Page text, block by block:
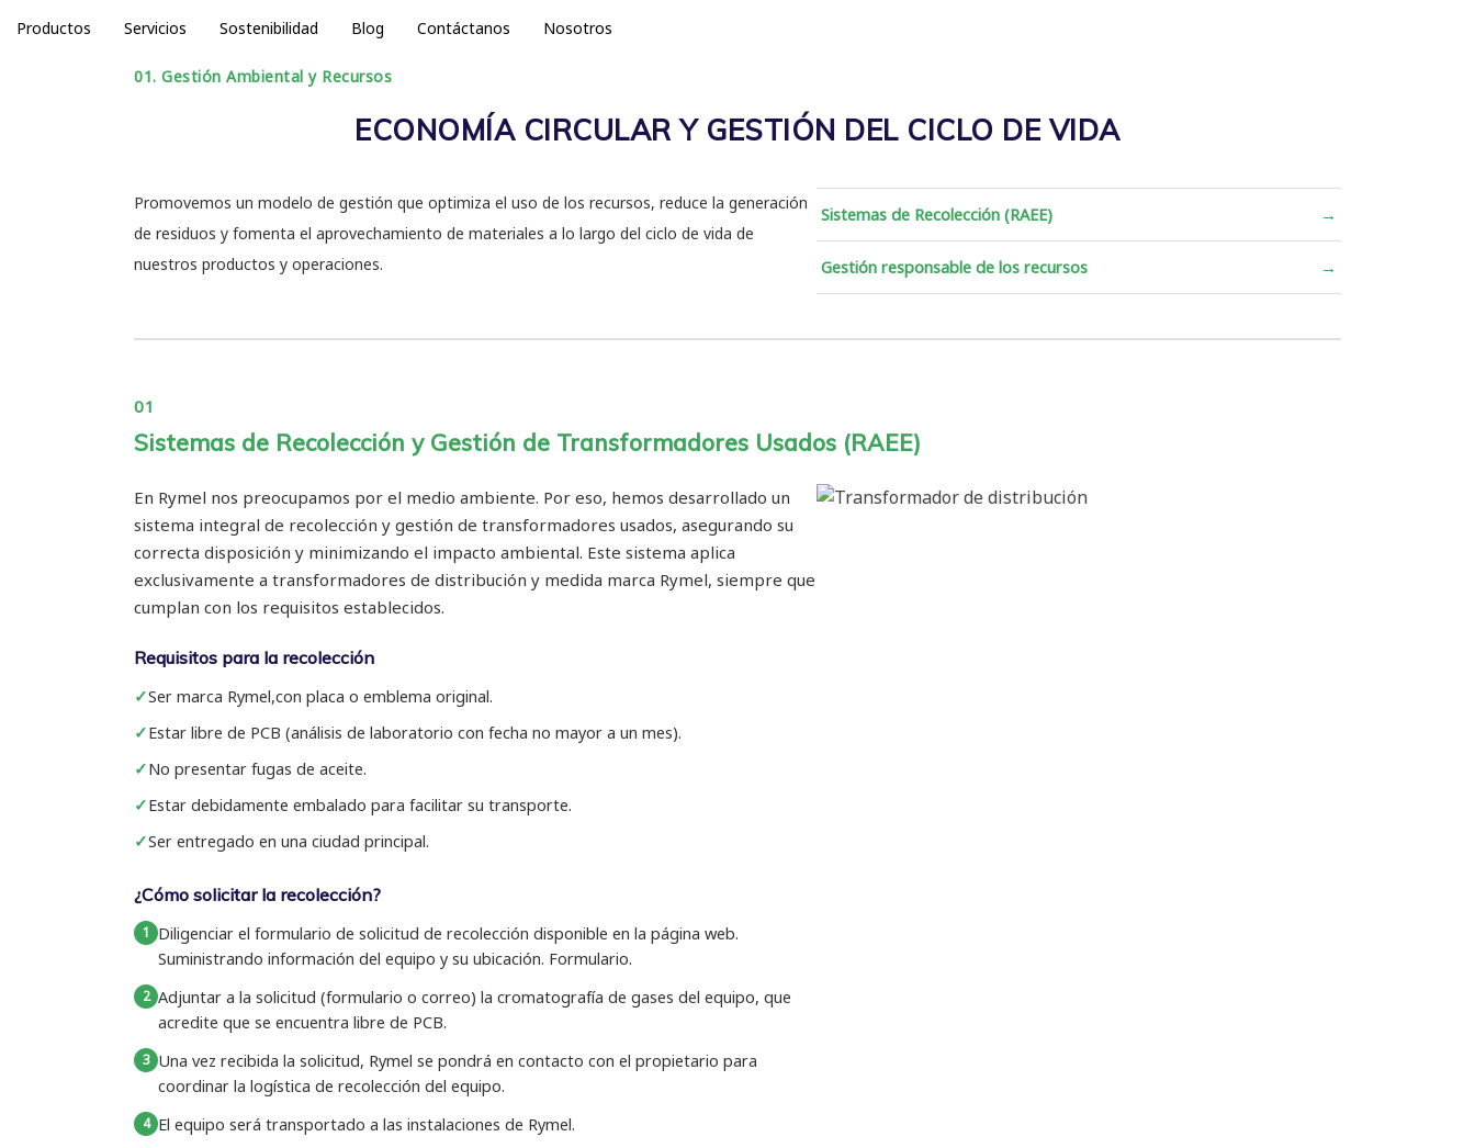
Productos Servicios Sostenibilidad Blog Contáctanos Nosotros
01. Gestión Ambiental y Recursos
ECONOMÍA CIRCULAR Y GESTIÓN DEL CICLO DE VIDA
Promovemos un modelo de gestión que optimiza el uso de los recursos, reduce la generación
de residuos y fomenta el aprovechamiento de materiales a lo largo del ciclo de vida de
nuestros productos y operaciones.
Sistemas de Recolección (RAEE) →
Gestión responsable de los recursos →
01
Sistemas de Recolección y Gestión de Transformadores Usados (RAEE)
En Rymel nos preocupamos por el medio ambiente. Por eso, hemos desarrollado un
sistema integral de recolección y gestión de transformadores usados, asegurando su
correcta disposición y minimizando el impacto ambiental. Este sistema aplica
exclusivamente a transformadores de distribución y medida marca Rymel, siempre que
cumplan con los requisitos establecidos.
Requisitos para la recolección
Ser marca Rymel,con placa o emblema original.
Estar libre de PCB (análisis de laboratorio con fecha no mayor a un mes).
No presentar fugas de aceite.
Estar debidamente embalado para facilitar su transporte.
Ser entregado en una ciudad principal.
¿Cómo solicitar la recolección?
Diligenciar el formulario de solicitud de recolección disponible en la página web.
Suministrando información del equipo y su ubicación. Formulario.
Adjuntar a la solicitud (formulario o correo) la cromatografía de gases del equipo, que
acredite que se encuentra libre de PCB.
Una vez recibida la solicitud, Rymel se pondrá en contacto con el propietario para
coordinar la logística de recolección del equipo.
El equipo será transportado a las instalaciones de Rymel.